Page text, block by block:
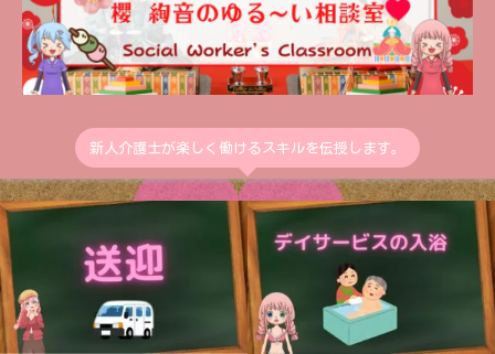
新人介護士が楽しく働けるスキルを伝授します。